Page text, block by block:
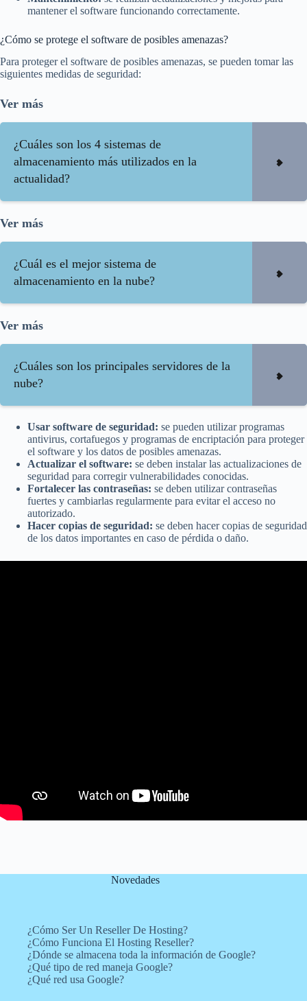
mantener el software funcionando correctamente.
¿Cómo se protege el software de posibles amenazas?
Para proteger el software de posibles amenazas, se pueden tomar las
siguientes medidas de seguridad:
Ver más
¿Cuáles son los 4 sistemas de
almacenamiento más utilizados en la
actualidad?
Ver más
¿Cuál es el mejor sistema de
almacenamiento en la nube?
Ver más
¿Cuáles son los principales servidores de la
nube?
Usar software de seguridad: se pueden utilizar programas
antivirus, cortafuegos y programas de encriptación para proteger
el software y los datos de posibles amenazas.
Actualizar el software: se deben instalar las actualizaciones de
seguridad para corregir vulnerabilidades conocidas.
Fortalecer las contraseñas: se deben utilizar contraseñas
fuertes y cambiarlas regularmente para evitar el acceso no
autorizado.
Hacer copias de seguridad: se deben hacer copias de seguridad
de los datos importantes en caso de pérdida o daño.
Novedades
¿Cómo Ser Un Reseller De Hosting?
¿Cómo Funciona El Hosting Reseller?
¿Dónde se almacena toda la información de Google?
¿Qué tipo de red maneja Google?
¿Qué red usa Google?